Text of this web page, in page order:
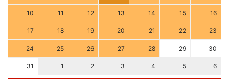
10 11 12 13 14 15 16
17 18 19 20 21 22 23
24 25 26 27 28 29 30
31 1 2 3 4 5 6